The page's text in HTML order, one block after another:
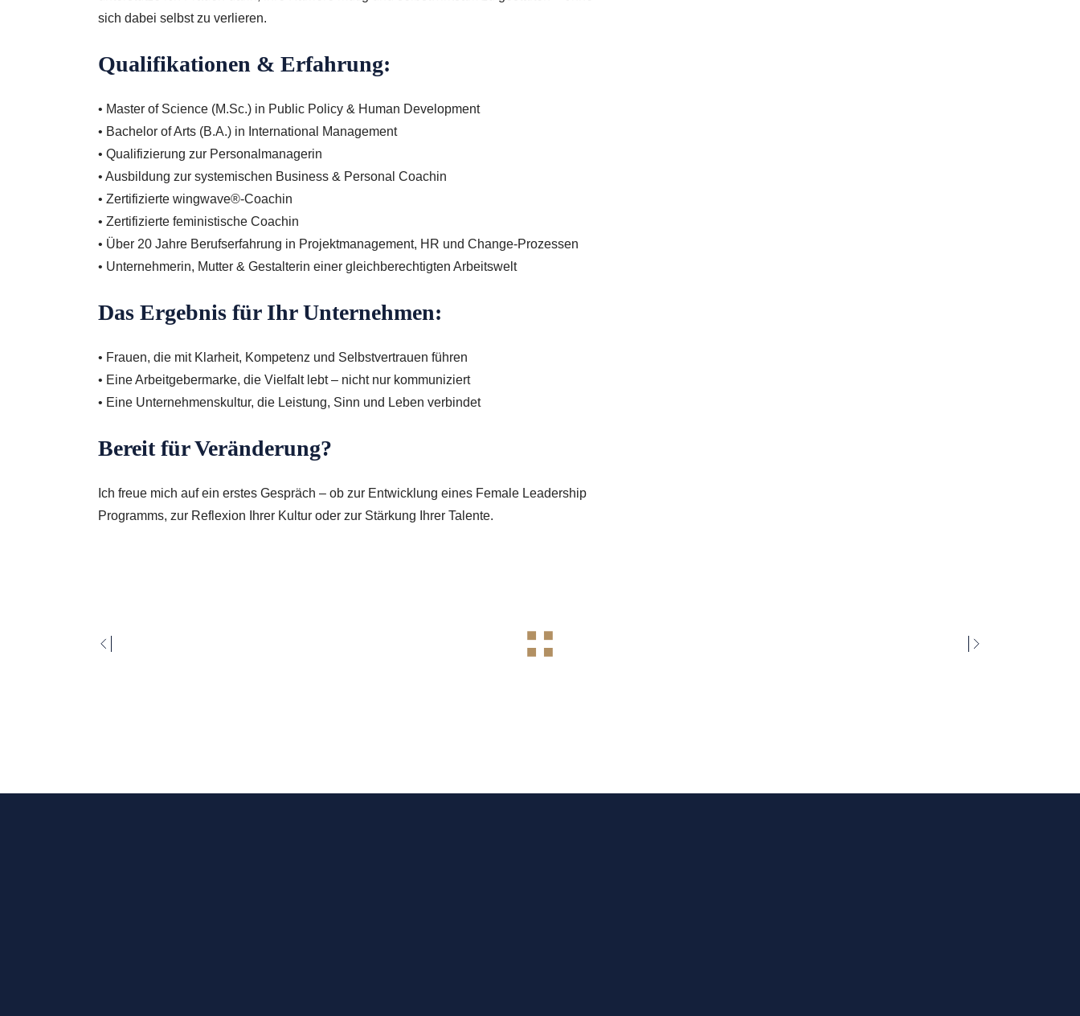
sich dabei selbst zu verlieren.
Qualifikationen & Erfahrung:
• Master of Science (M.Sc.) in Public Policy & Human Development
• Bachelor of Arts (B.A.) in International Management
• Qualifizierung zur Personalmanagerin
• Ausbildung zur systemischen Business & Personal Coachin
• Zertifizierte wingwave®-Coachin
• Zertifizierte feministische Coachin
• Über 20 Jahre Berufserfahrung in Projektmanagement, HR und Change-Prozessen
• Unternehmerin, Mutter & Gestalterin einer gleichberechtigten Arbeitswelt
Das Ergebnis für Ihr Unternehmen:
• Frauen, die mit Klarheit, Kompetenz und Selbstvertrauen führen
• Eine Arbeitgebermarke, die Vielfalt lebt – nicht nur kommuniziert
• Eine Unternehmenskultur, die Leistung, Sinn und Leben verbindet
Bereit für Veränderung?
Ich freue mich auf ein erstes Gespräch – ob zur Entwicklung eines Female Leadership
Programms, zur Reflexion Ihrer Kultur oder zur Stärkung Ihrer Talente.